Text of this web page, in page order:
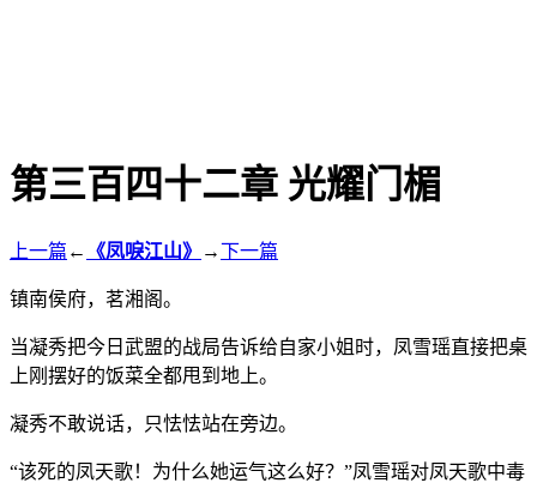
第三百四十二章 光耀门楣
上一篇 ← 《凤唳江山》 →下一篇
镇南侯府，茗湘阁。
当凝秀把今日武盟的战局告诉给自家小姐时，凤雪瑶直接把桌
上刚摆好的饭菜全都甩到地上。
凝秀不敢说话，只怯怯站在旁边。
“该死的凤天歌！为什么她运气这么好？”凤雪瑶对凤天歌中毒